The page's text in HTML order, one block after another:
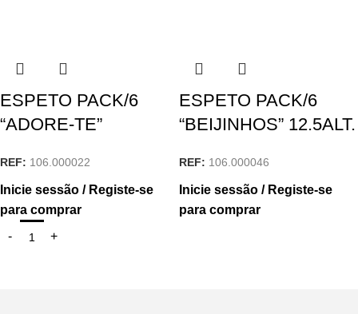
ESPETO PACK/6
“ADORE-TE”
REF: 106.000022
Inicie sessão / Registe-se
para comprar
ESPETO PACK/6
“BEIJINHOS” 12.5ALT.
REF: 106.000046
Inicie sessão / Registe-se
para comprar